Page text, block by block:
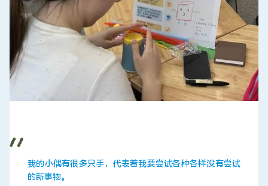
我的小偶有很多只手，代表着我要尝试各种各样没有尝试
的新事物。